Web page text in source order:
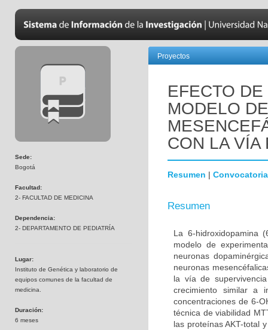
Sede:
Bogotá
Facultad:
2- FACULTAD DE MEDICINA
Dependencia:
2- DEPARTAMENTO DE PEDIATRÍA
Lugar:
Instituto de Genética y laboratorio de
equipos comunes de la facultad de
medicina.
Duración:
6 meses
Proyectos
EFECTO
MODELO
CON LA VÍA
Resumen | Convocatoria
Resumen
La 6-hidroxidopamina
modelo de
neuronas
neuronas
la vía de
crecimiento similar a
concentraciones de 6-
técnica de viabilidad
las proteínas AKT-total